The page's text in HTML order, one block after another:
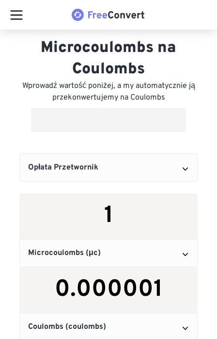
Microcoulombs na
Coulombs
Wprowadź wartość poniżej, a my automatycznie ją
przekonwertujemy na Coulombs